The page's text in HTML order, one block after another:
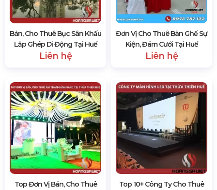
Bán, Cho Thuê Bục Sân Khấu
Lắp Ghép Di Động Tại Huế
Liên hệ
Đơn Vị Cho Thuê Bàn Ghế Sự
Kiện, Đám Cưới Tại Huế
Liên hệ
Top Đơn Vị Bán, Cho Thuê
Top 10+ Công Ty Cho Thuê